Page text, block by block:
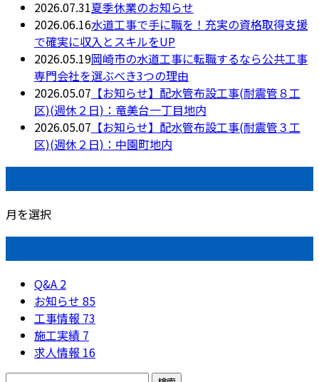
2026.07.31夏季休業のお知らせ
2026.06.16水道工事で手に職を！充実の資格取得支援
で確実に収入とスキルをUP
2026.05.19岡崎市の水道工事に転職するなら公共工事
専門会社を選ぶべき3つの理由
2026.05.07 【お知らせ】配水管布設工事(耐震管８工
区)(週休２日)：竜美台一丁目地内
2026.05.07 【お知らせ】配水管布設工事(耐震管３工
区)(週休２日)：中園町地内
月を選択
Q&A 2
お知らせ 85
工事情報 73
施工実績 7
求人情報 16